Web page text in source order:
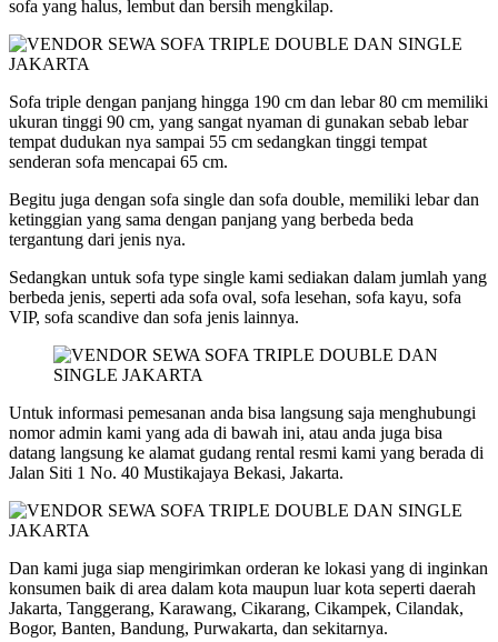
sofa yang halus, lembut dan bersih mengkilap.
Sofa triple dengan panjang hingga 190 cm dan lebar 80 cm memiliki
ukuran tinggi 90 cm, yang sangat nyaman di gunakan sebab lebar
tempat dudukan nya sampai 55 cm sedangkan tinggi tempat
senderan sofa mencapai 65 cm.
Begitu juga dengan sofa single dan sofa double, memiliki lebar dan
ketinggian yang sama dengan panjang yang berbeda beda
tergantung dari jenis nya.
Sedangkan untuk sofa type single kami sediakan dalam jumlah yang
berbeda jenis, seperti ada sofa oval, sofa lesehan, sofa kayu, sofa
VIP, sofa scandive dan sofa jenis lainnya.
Untuk informasi pemesanan anda bisa langsung saja menghubungi
nomor admin kami yang ada di bawah ini, atau anda juga bisa
datang langsung ke alamat gudang rental resmi kami yang berada di
Jalan Siti 1 No. 40 Mustikajaya Bekasi, Jakarta.
Dan kami juga siap mengirimkan orderan ke lokasi yang di inginkan
konsumen baik di area dalam kota maupun luar kota seperti daerah
Jakarta, Tanggerang, Karawang, Cikarang, Cikampek, Cilandak,
Bogor, Banten, Bandung, Purwakarta, dan sekitarnya.